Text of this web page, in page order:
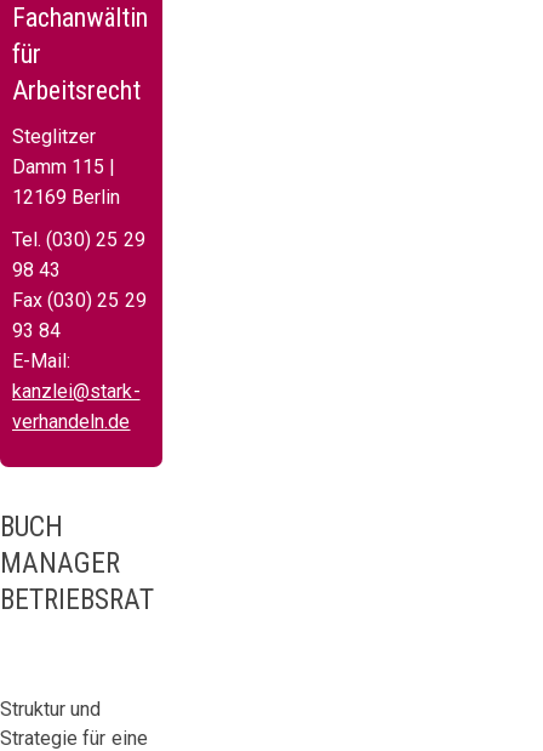
Fachanwältin
für
Arbeitsrecht
Steglitzer
Damm 115 |
12169 Berlin
Tel. (030) 25 29
98 43
Fax (030) 25 29
93 84
E-Mail:
kanzlei@stark-
verhandeln.de
BUCH
MANAGER
BETRIEBSRAT
Struktur und
Strategie für eine